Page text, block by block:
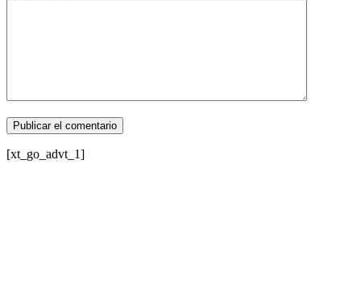
[xt_go_advt_1]